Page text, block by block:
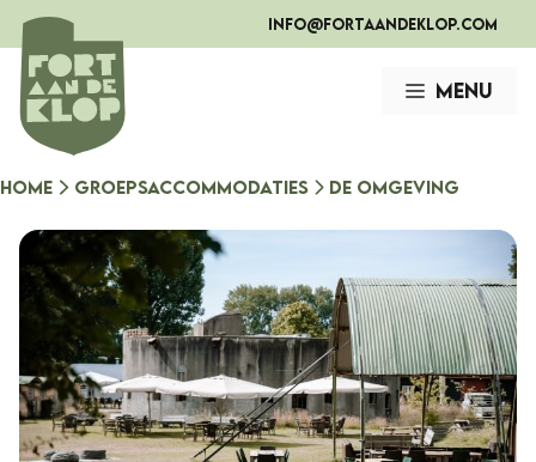
naar
de
inhoud
info@fortaandeklop.com
Menu
Home Groepsaccommodaties De omgeving